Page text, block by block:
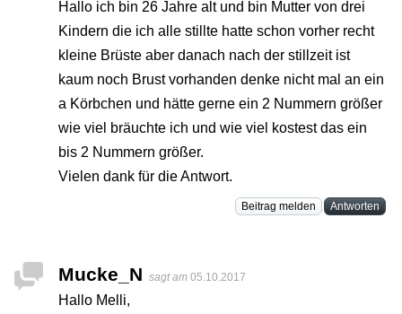
Hallo ich bin 26 Jahre alt und bin Mutter von drei
Kindern die ich alle stillte hatte schon vorher recht
kleine Brüste aber danach nach der stillzeit ist
kaum noch Brust vorhanden denke nicht mal an ein
a Körbchen und hätte gerne ein 2 Nummern größer
wie viel bräuchte ich und wie viel kostest das ein
bis 2 Nummern größer.
Vielen dank für die Antwort.
Beitrag melden Antworten
Mucke_N sagt am 05.10.2017
Hallo Melli,